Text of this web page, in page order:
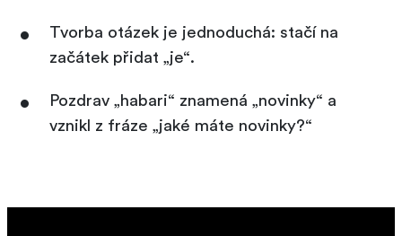
Tvorba otázek je jednoduchá: stačí na
začátek přidat „je“.
Pozdrav „habari“ znamená „novinky“ a
vznikl z fráze „jaké máte novinky?“